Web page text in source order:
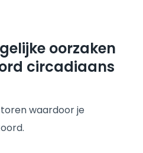
oorzaken
circadiaans
waardoor je